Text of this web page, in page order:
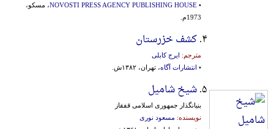
•
NOVOSTI PRESS AGENCY PUBLISHING HOUSE، مسکو،
1973م.
۴. کشف خزرستان
مترجم: ایرج کابلی
• انتشارات آگاه، تهران، ۱۳۸۲ش.
۵. شیخ شامیل
بنیانگذار جمهوری اسلامی قفقاز
نویسنده: مسعود نوری